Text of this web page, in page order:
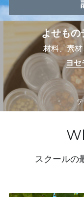
よせもの
材料、素
ヨ
スクールの